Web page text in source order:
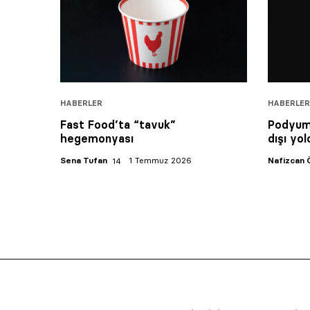
HABERLER
Fast Food’ta “tavuk”
hegemonyası
Sena Tufan 1 Temmuz 2026
HABERLER
dışı
Nafizcan